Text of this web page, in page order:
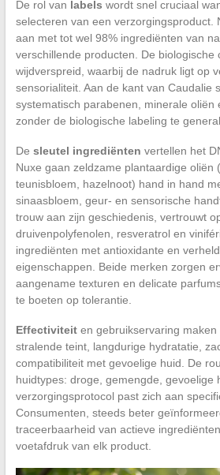
De rol van labels wordt snel cruciaal
selecteren van een verzorgingsproduct.
aan met tot wel 98% ingrediënten van
verschillende producten. De biologische
wijdverspreid, waarbij de nadruk ligt op
sensorialiteit. Aan de kant van Caudalie
systematisch parabenen, minerale oliën
zonder de biologische labeling te
De sleutel ingrediënten vertellen het
Nuxe gaan zeldzame plantaardige oliën
teunisbloem, hazelnoot) hand in hand
sinaasbloem, geur- en sensorische
trouw aan zijn geschiedenis, vertrouwt
druivenpolyfenolen, resveratrol en
ingrediënten met antioxidante en
eigenschappen. Beide merken zorgen
aangename texturen en delicate
te boeten op tolerantie.
Effectiviteiten gebruikservaring maken
stralende teint, langdurige hydratatie,
compatibiliteit met gevoelige huid. De
huidtypes: droge, gemengde, gevoelige
verzorgingsprotocol past zich aan
Consumenten, steeds beter
traceerbaarheid van actieve
voetafdruk van elk product.